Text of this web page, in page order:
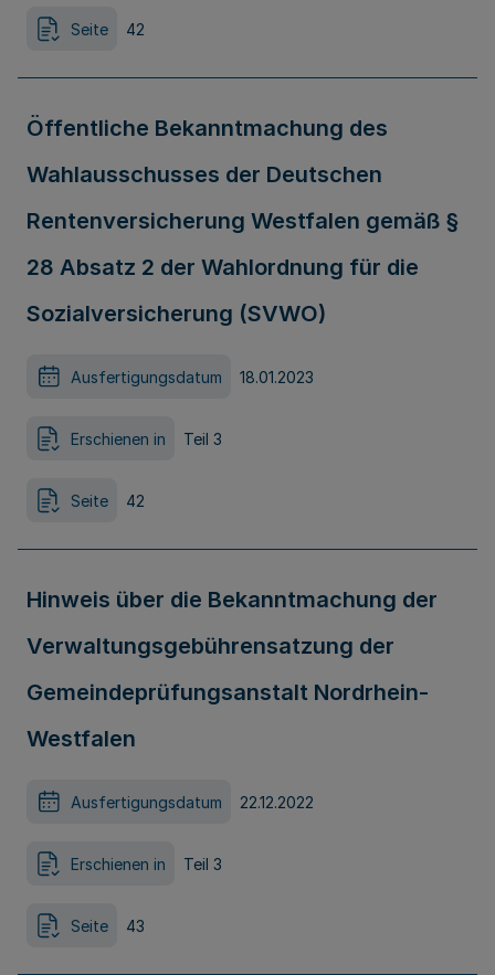
Seite 42
Öffentliche Bekanntmachung des
Wahlausschusses der Deutschen
Rentenversicherung Westfalen gemäß §
28 Absatz 2 der Wahlordnung für die
Sozialversicherung (SVWO)
Ausfertigungsdatum 18.01.2023
Erschienen in Teil 3
Seite 42
Hinweis über die Bekanntmachung der
Verwaltungsgebührensatzung der
Gemeindeprüfungsanstalt Nordrhein-
Westfalen
Ausfertigungsdatum 22.12.2022
Erschienen in Teil 3
Seite 43